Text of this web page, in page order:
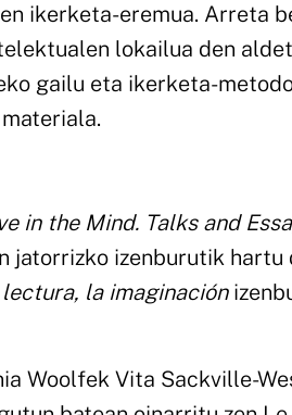
ikerketa-eremua. Arreta
lokailua den
gailu eta ikerketa-
in the Mind. Talks and
jatorrizko izenburutik hartu
la imaginación
Woolfek Vita Sackville-